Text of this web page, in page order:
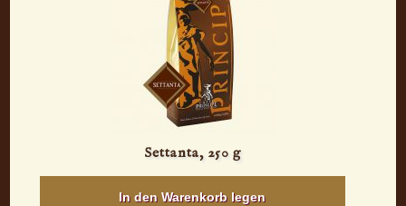
Settanta, 250 g
In den Warenkorb legen